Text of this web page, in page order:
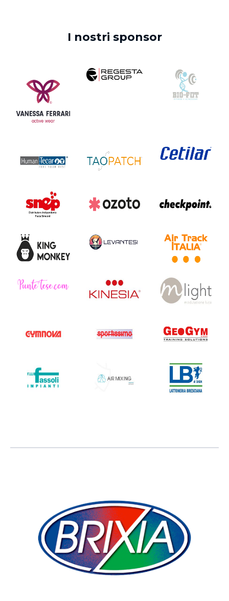
I nostri sponsor